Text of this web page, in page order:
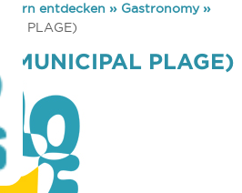
entdecken » Gastronomy»
PLAGE)
(MUNICIPAL PLAGE)